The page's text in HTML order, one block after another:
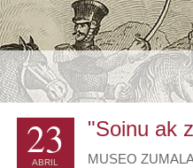
23
ABRIL
"Soinu ak
MUSEO